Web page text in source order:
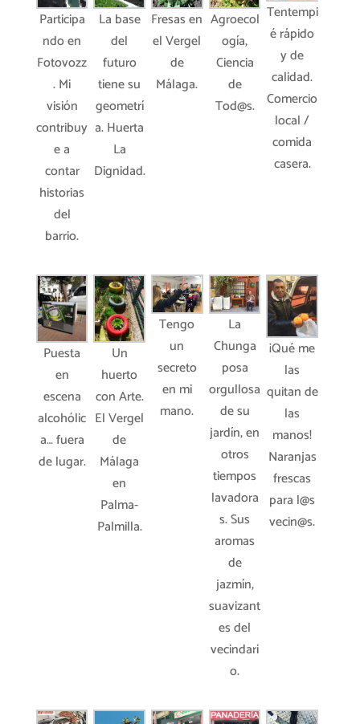
Participa
ndo en
Fotovozz
. Mi
visión
contribuy
e a
contar
historias
del
barrio.
La base
del
futuro
tiene su
geometrí
a. Huerta
La
Dignidad.
Fresas en
el Vergel
de
Málaga.
Agroecol
ogía,
Ciencia
de
Tod@s.
Tentempi
é rápido
y de
calidad.
Comercio
local /
comida
casera.
Puesta
en
escena
alcohólic
a… fuera
de lugar.
Un
huerto
con Arte.
El Vergel
de
Málaga
en
Palma-
Palmilla.
Tengo
un
secreto
en mi
mano.
La
Chunga
posa
orgullosa
de su
jardín, en
otros
tiempos
lavadora
s. Sus
aromas
de
jazmín,
suavizant
es del
vecindari
o.
¡Qué me
las
quitan de
las
manos!
Naranjas
frescas
para l@s
vecin@s.